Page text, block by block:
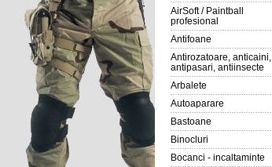
AirSoft / Paintball
profesional
Antifoane
Antirozatoare, anticaini,
antipasari, antiinsecte
Arbalete
Autoaparare
Bastoane
Binocluri
Bocanci - incaltaminte